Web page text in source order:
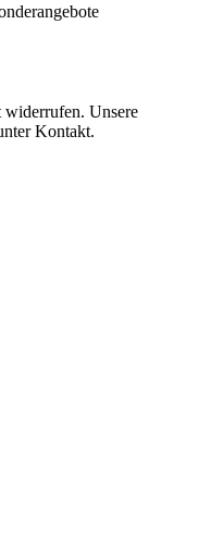
widerrufen. Unsere
Kontakt.